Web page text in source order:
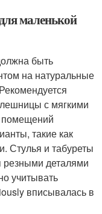
маленькой
быть
на натуральные
с мягкими
помещений
такие как
и табуреты
деталями
учитывать
вписывалась в